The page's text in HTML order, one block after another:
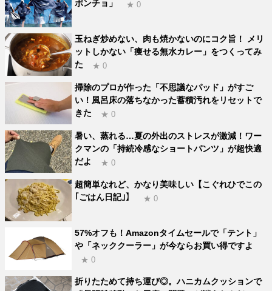
ポンチョ」
★ 0
玉ねぎ炒めない、肉も焼かないのにコク旨！ メリ
ットしかない「痩せる無水カレー」をつくってみ
た
★ 0
掃除のプロが作った「不思議なパッド」がすご
い！風呂床の落ちなかった蓄積汚れをリセットで
きた
★ 0
暑い、蒸れる…夏の外出のストレスが激減！ワー
クマンの「持続冷感なショートパンツ」が超快適
だよ
★ 0
超簡単なれど、かなり美味しい【こぐれひでこの
｢ごはん日記｣】
★ 0
57%オフも！Amazonタイムセールで「テント」
や「ネッククーラー」が今ならお買い得ですよ
★ 0
折りたためて持ち運び◎。ハニカムクッションで